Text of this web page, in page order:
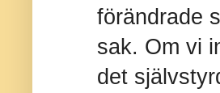
förändrade
sak. Om vi
det